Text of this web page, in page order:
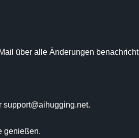
über alle Änderungen
genießen.